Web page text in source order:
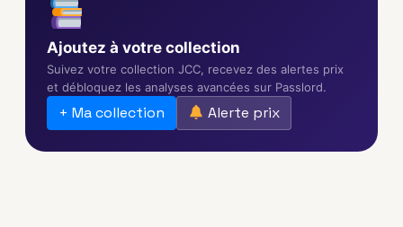
Ajoutez à votre collection
Suivez votre collection JCC, recevez des alertes prix
et débloquez les analyses avancées sur Passlord.
+ Ma collection Alerte prix